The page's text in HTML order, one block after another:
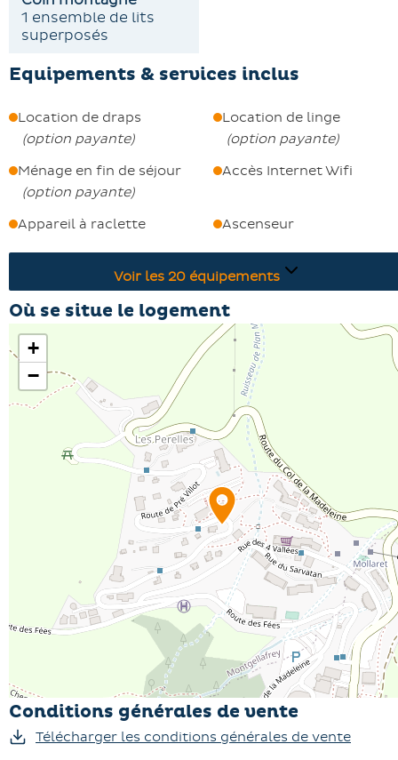
disponible moyennant un supplément.
Avec une vue imprenable et toutes les commodités
mémorables. Ne manquez pas cette escapade
1 ensemble de lits
superposés
Equipements & services inclus
Location de draps
(option payante)
Location de linge
(option payante)
Ménage en fin de séjour
(option payante)
Accès Internet Wifi
Appareil à raclette Ascenseur
Voir les 20 équipements
Où se situe le logement
+
−
Conditions générales de vente
Télécharger les conditions générales de vente